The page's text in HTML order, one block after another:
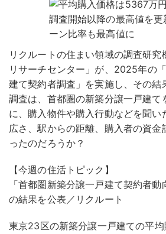
リクルートの住まい領域の調査研
リサーチセンター」が、2025年の
建て契約者調査」を実施し、その結
調査は、首都圏の新築分譲一戸建て
に、購入物件や購入行動などを聞い
広さ、駅からの距離、購入者の資金
ったのだろうか？
【今週の住活トピック】
「首都圏新築分譲一戸建て契約者動
の結果を公表／リクルート
東京23区の新築分譲一戸建ての平